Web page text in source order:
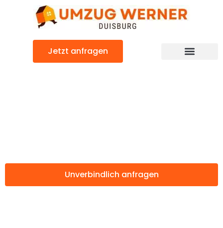
Jetzt anfragen
Unverbindlich anfragen